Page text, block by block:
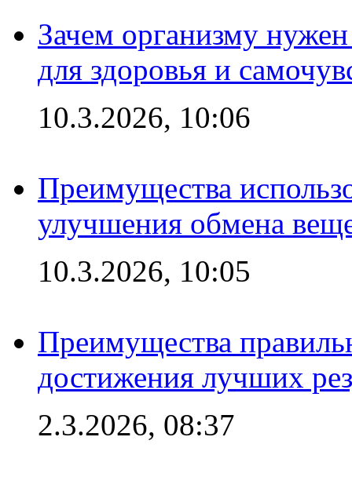
Зачем организму
для здоровья и
10.3.2026, 10:06
Преимущества
улучшения обмена
10.3.2026, 10:05
Преимущества
достижения лучших
2.3.2026, 08:37